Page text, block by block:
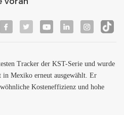
Tracker der KST-Serie und wurde
in Mexiko erneut ausgewählt. Er
Kosteneffizienz und hohe